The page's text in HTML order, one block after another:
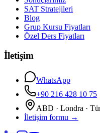
SAT Stratejileri
Blog
Grup Kursu Fiyatları
Özel Ders Fiyatları
İletişim
WhatsApp
+90 216 428 10 75
ABD · Londra ·
İletişim formu →